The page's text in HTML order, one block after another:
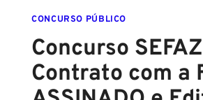
CONCURSO PÚBLICO
Concurso
Contrato com a